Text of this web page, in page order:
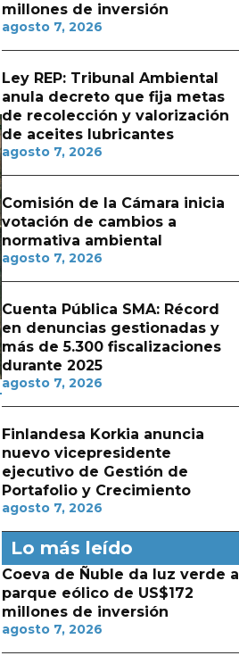
millones de inversión
agosto 7, 2026
Ley REP: Tribunal Ambiental
anula decreto que fija metas
de recolección y valorización
de aceites lubricantes
agosto 7, 2026
Comisión de la Cámara inicia
votación de cambios a
normativa ambiental
agosto 7, 2026
Cuenta Pública SMA: Récord
en denuncias gestionadas y
más de 5.300 fiscalizaciones
durante 2025
agosto 7, 2026
Finlandesa Korkia anuncia
nuevo vicepresidente
ejecutivo de Gestión de
Portafolio y Crecimiento
agosto 7, 2026
Lo más leído
Coeva de Ñuble da luz verde a
parque eólico de US$172
millones de inversión
agosto 7, 2026